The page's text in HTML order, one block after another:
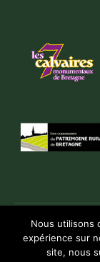
© Guéhenno
Nous utilisons
expérience sur
site, nous